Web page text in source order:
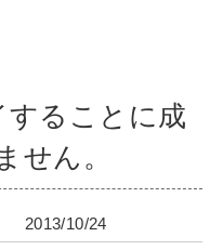
ることに成
せん。
2013/10/24